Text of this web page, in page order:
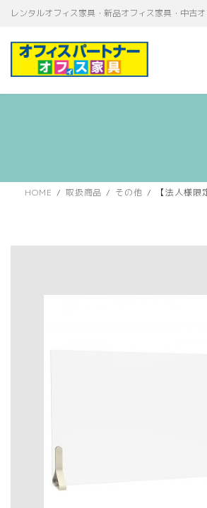
テ
ゲ
レンタルオフィス家具・新品オフィス家具・中古
HOME 取扱商品 その他 【法人様